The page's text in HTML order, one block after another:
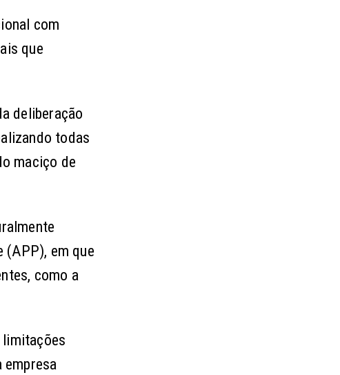
com
que
deliberação
todas
maciço de
(APP), em que
como a
limitações
empresa